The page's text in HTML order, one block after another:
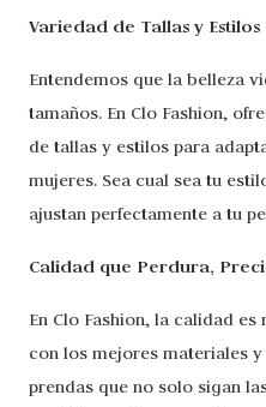
Variedad de Tallas y Estilos
Entendemos que la belleza
tamaños. En Clo Fashion,
de tallas y estilos para
mujeres. Sea cual sea tu
ajustan perfectamente a tu
Calidad que Perdura,
En Clo Fashion, la calidad
con los mejores materiales
prendas que no solo sigan